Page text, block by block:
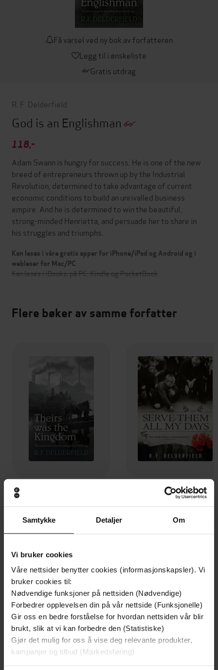
Samtykke Detaljer Om
Vi bruker cookies
Våre nettsider benytter cookies (informasjonskapsler). Vi
bruker cookies til:
Nødvendige funksjoner på nettsiden (Nødvendige)
Forbedrer opplevelsen din på vår nettside (Funksjonelle)
Gir oss en bedre forståelse for hvordan nettsiden vår blir
brukt, slik at vi kan forbedre den (Statistiske)
Gjør det mulig for oss å vise deg relevante produkter,
kampanjer og tilbud (Markedsføring)
Få varsel ved ny bok av forfatteren
Legg til i ønskeliste
Gratis utdrag
R. F. Delderfield
God is an Englishman
118,-
Adam Swann is hungry for success. He is one of the new
breed of entrepreneurs thrown up by the Industrial
Revolution, determined to take advantage of current
economic conditions to build an unrivalled business
empire. And he is determined to win the beautiful,
strong-minded Henrietta, and persuade her to share in
his struggles and triumphs.
Kan leses i våre gratis apper for iPhone/iPad og Android og i
webleser for Mac/PC
Kan leses i iBooks, på PC, Kindle og PocketBook
Flere bøker av samme forfatter
EBOK
142,-
To Serve Them All My
EBOK
Andre har også kjøpt
Premium
Vinner av Rivertonprisen
Premium
Første gang på tilbud